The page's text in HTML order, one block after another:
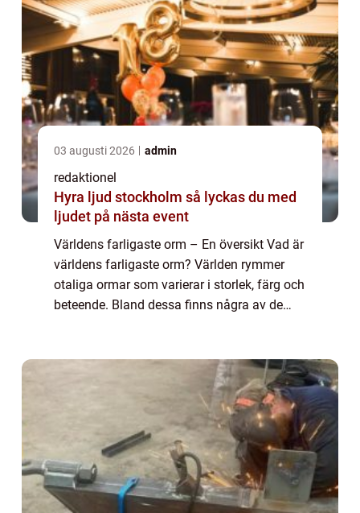
03 augusti 2026 admin
redaktionel
Hyra ljud stockholm så lyckas du med
ljudet på nästa event
Världens farligaste orm – En översikt Vad är
världens farligaste orm? Världen rymmer
otaliga ormar som varierar i storlek, färg och
beteende. Bland dessa finns några av de